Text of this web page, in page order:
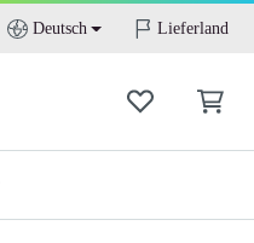
Deutsch Lieferland